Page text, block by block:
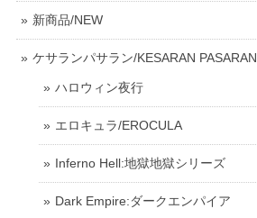
新商品/NEW
ケサランパサラン/KESARAN PASARAN
ハロウィン夜行
エロキュラ/EROCULA
Inferno Hell:地獄地獄シリーズ
Dark Empire:ダークエンパイア